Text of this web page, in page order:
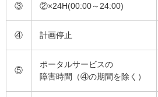
③ ②×24H(00:00～24:00)
④ 計画停止
⑤
ポータルサービスの
障害時間（④の期間を除く）